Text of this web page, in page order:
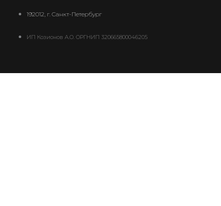
192012, г. Санкт-Петербург
ИП Козионов А.О. ОРГНИП 320665800046205